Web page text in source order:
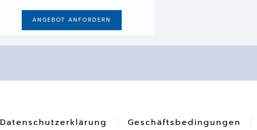
ANGEBOT ANFORDERN
Datenschutzerklärung Geschäftsbedingungen